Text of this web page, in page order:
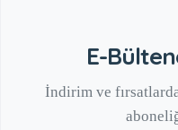
E-
İndirim ve